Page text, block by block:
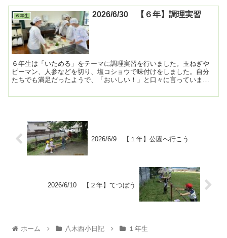
６年生 2026/6/30 【６年】調理実習
６年生は「いためる」をテーマに調理実習を行いました。玉ねぎや
ピーマン、人参などを切り、塩コショウで味付けをしました。自分
たちでも満足だったようで、「おいしい！」と口々に言っていまし
2026/6/9 【１年】公園へ行こう
2026/6/10 【２年】てつぼう
ホーム 八木西小日記 １年生